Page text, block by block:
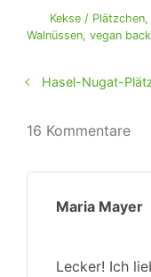
Kekse / Plätzchen,
Walnüssen, vegan
Hasel-Nugat-
16 Kommentare
Maria Mayer
Lecker! Ich